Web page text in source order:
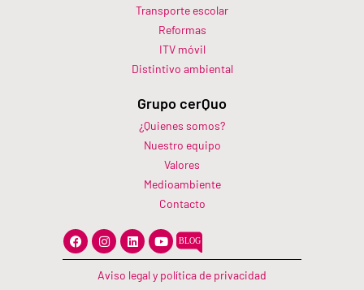
Transporte escolar
Reformas
ITV móvil
Distintivo ambiental
Grupo cerQuo
¿Quienes somos?
Nuestro equipo
Valores
Medioambiente
Contacto
F
a
c
I
n
s
t
a
L
i
n
k
e
Y
o
u
t
u
Aviso legal y política de privacidad